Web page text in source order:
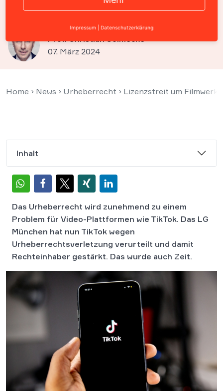
Urheberrechte
Prof. Christian Solmecke
07. März 2024
Home › News › Urheberrecht › Lizenzstreit um
Inhalt
Das Urheberrecht wird zunehmend zu einem
Problem für Video-Plattformen wie TikTok. Das LG
München hat nun TikTok wegen
Urheberrechtsverletzung verurteilt und damit
Rechteinhaber gestärkt. Das wurde auch Zeit.
Impressum Datenschutzerklärung